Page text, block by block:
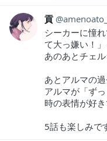
貢 amenoato_
シーカーに憧
て大っ嫌い！」
あのあとチェ
あとアルマの
アルマが「ず
時の表情が好き
5話も楽しみで